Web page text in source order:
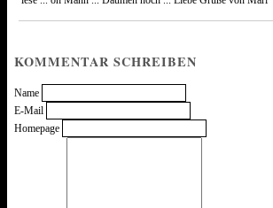
KOMMENTAR SCHREIBEN
Name
E-Mail
Homepage